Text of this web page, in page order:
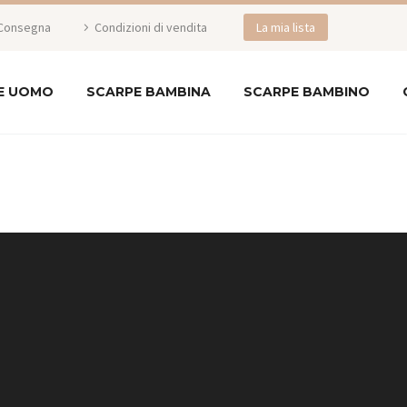
Condizioni di vendita La mia lista
UOMO SCARPE BAMBINA SCARPE BAMBINO